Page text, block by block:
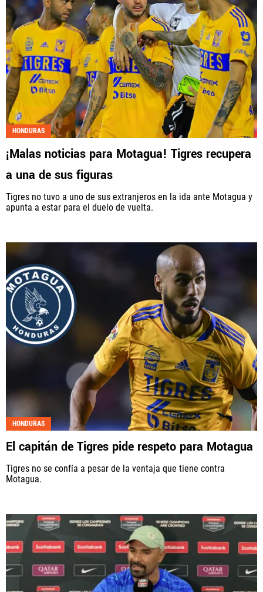
HONDURAS
¡Malas noticias para Motagua! Tigres recupera
a una de sus figuras
Tigres no tuvo a uno de sus extranjeros en la ida ante Motagua y
apunta a estar para el duelo de vuelta.
HONDURAS
El capitán de Tigres pide respeto para Motagua
Tigres no se confía a pesar de la ventaja que tiene contra
Motagua.